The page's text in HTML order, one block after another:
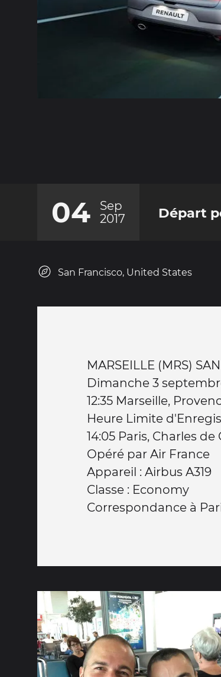
04
Sep
2017
Départ
San Francisco, United States
Dimanche 3
12:35 Marseille,
Heure Limite
14:05 Paris, Charles
Opéré par Air France
Appareil : Airbus A319
Classe : Economy
Correspondance à